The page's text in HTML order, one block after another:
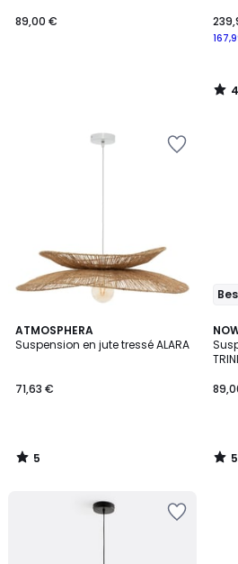
89,00 €
/
ATMOSPHERA
Suspension en jute tressé ALARA
71,63 €
5
/
5
/
5
/
5
5
/